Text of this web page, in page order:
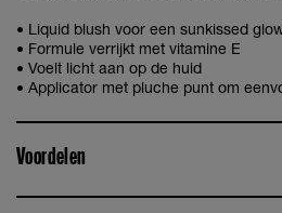
• Liquid blush voor een sunkissed
• Formule verrijkt met vitamine E
• Voelt licht aan op de huid
• Applicator met pluche punt om
Voordelen